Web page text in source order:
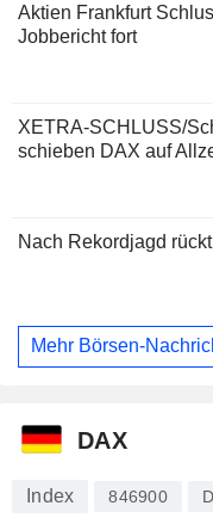
Aktien Frankfurt
Jobbericht fort
XETRA-SCHLUSS/
schieben DAX auf
Nach Rekordjagd
Mehr Börsen-
DAX
Index 846900